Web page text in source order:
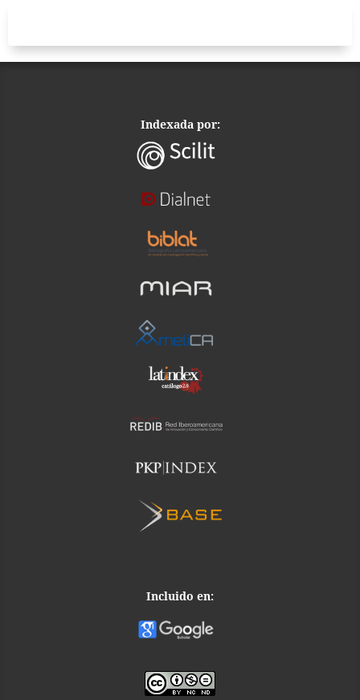
Indexada por:
Incluido en: